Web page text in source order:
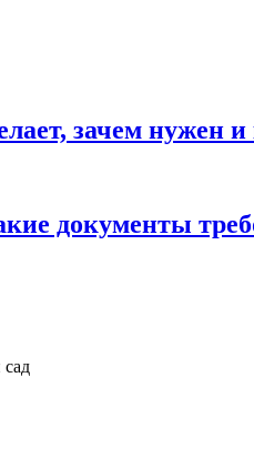
зачем нужен
документы